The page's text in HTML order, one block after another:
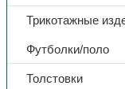
Трикотажные
Футболки/поло
Толстовки